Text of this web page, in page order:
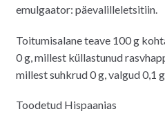
emulgaator: päevalilleletsitiin.
Toitumisalane teave 100 g
0 g, millest küllastunud
millest suhkrud 0 g, valgud 0,1
Toodetud Hispaanias